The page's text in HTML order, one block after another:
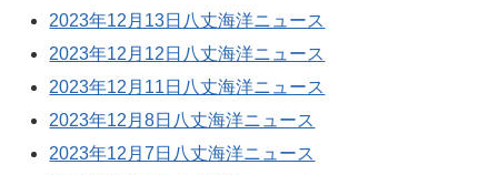
2023年12月13日八丈海洋ニュース
2023年12月12日八丈海洋ニュース
2023年12月11日八丈海洋ニュース
2023年12月8日八丈海洋ニュース
2023年12月7日八丈海洋ニュース